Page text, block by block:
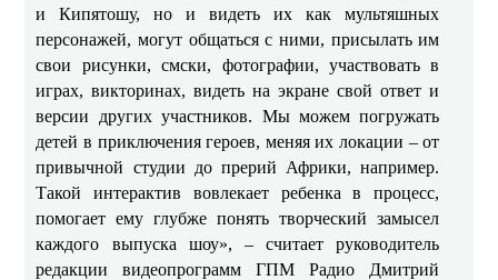
и Кипятошу, но и видеть их как мультяшных
персонажей, могут общаться с ними, присылать им
свои рисунки, смски, фотографии, участвовать в
играх, викторинах, видеть на экране свой ответ и
версии других участников. Мы можем погружать
детей в приключения героев, меняя их локации – от
привычной студии до прерий Африки, например.
Такой интерактив вовлекает ребенка в процесс,
помогает ему глубже понять творческий замысел
каждого выпуска шоу», – считает руководитель
редакции видеопрограмм ГПМ Радио Дмитрий